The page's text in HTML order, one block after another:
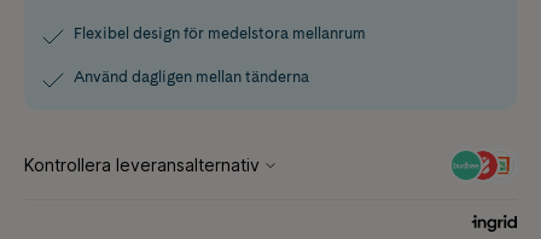
Flexibel design för medelstora mellanrum
Använd dagligen mellan tänderna